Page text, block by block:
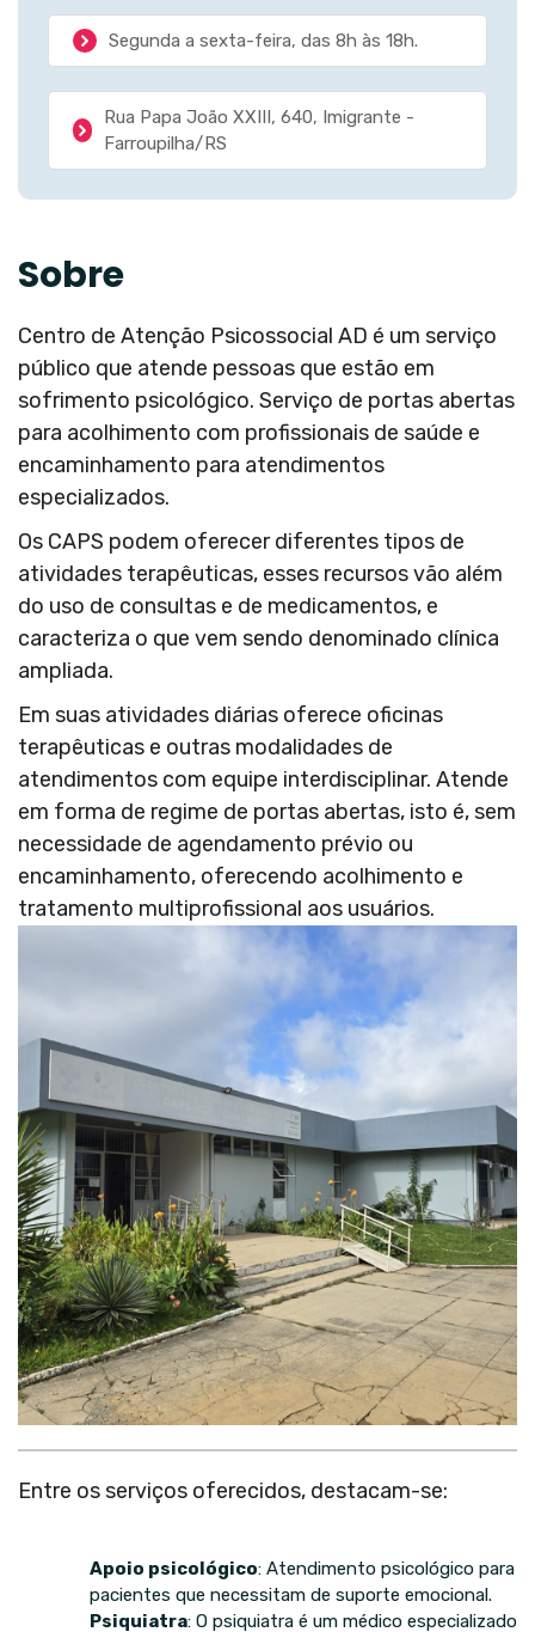
Segunda a sexta-feira, das 8h às 18h.
Rua Papa João XXIII, 640, Imigrante -
Farroupilha/RS
Sobre
Centro de Atenção Psicossocial AD é um serviço
público que atende pessoas que estão em
sofrimento psicológico. Serviço de portas abertas
para acolhimento com profissionais de saúde e
encaminhamento para atendimentos
especializados.
Os CAPS podem oferecer diferentes tipos de
atividades terapêuticas, esses recursos vão além
do uso de consultas e de medicamentos, e
caracteriza o que vem sendo denominado clínica
ampliada.
Em suas atividades diárias oferece oficinas
terapêuticas e outras modalidades de
atendimentos com equipe interdisciplinar. Atende
em forma de regime de portas abertas, isto é, sem
necessidade de agendamento prévio ou
encaminhamento, oferecendo acolhimento e
tratamento multiprofissional aos usuários.
Entre os serviços oferecidos, destacam-se:
Apoio psicológico: Atendimento psicológico para
pacientes que necessitam de suporte emocional.
Psiquiatra: O psiquiatra é um médico especializado